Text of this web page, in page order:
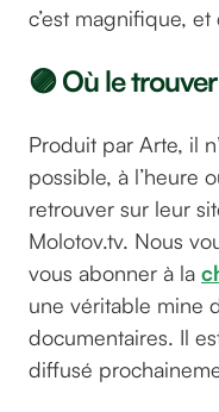
c’est magnifique,
🟣 Où le
Produit par Arte, il
possible, à l’heure
retrouver sur leur
Molotov.tv. Nous
vous abonner à la
une véritable mine
documentaires. Il
diffusé